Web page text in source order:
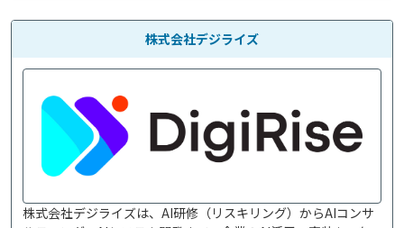
株式会社デジライズ
株式会社デジライズは、AI研修（リスキリング）からAIコンサ